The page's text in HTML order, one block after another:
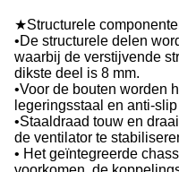
★Structurele
•De structurele delen
waarbij de verstijvende
dikste deel is 8 mm.
•Voor de bouten worden
legeringsstaal en anti-
•Staaldraad touw en
de ventilator te
• Het geïntegreerde